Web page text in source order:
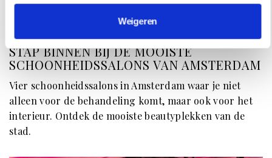
Weigeren
STAP BINNEN BIJ DE MOOISTE
SCHOONHEIDSSALONS VAN AMSTERDAM
Vier schoonheidssalons in Amsterdam waar je niet
alleen voor de behandeling komt, maar ook voor het
interieur. Ontdek de mooiste beautyplekken van de
stad.